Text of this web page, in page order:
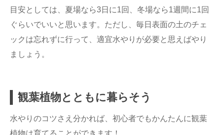
目安としては、夏場なら3日に1回、冬場なら1週間に1回
ぐらいでいいと思います。ただし、毎日表面の土のチェ
ックは忘れずに行って、適宜水やりが必要と思えばやり
ましょう。
観葉植物とともに暮らそう
水やりのコツさえ分かれば、初心者でもかんたんに観葉